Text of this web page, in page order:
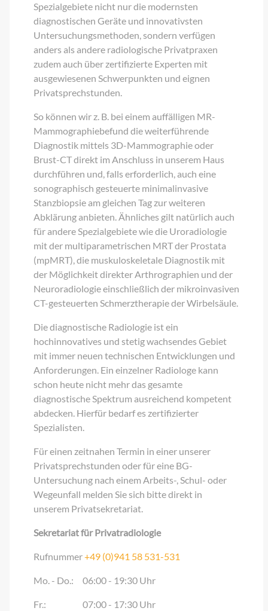
Spezialgebiete nicht nur die modernsten
diagnostischen Geräte und innovativsten
Untersuchungsmethoden, sondern verfügen
anders als andere radiologische Privatpraxen
zudem auch über zertifizierte Experten mit
ausgewiesenen Schwerpunkten und eignen
Privatsprechstunden.
So können wir z. B. bei einem auffälligen MR-
Mammographiebefund die weiterführende
Diagnostik mittels 3D-Mammographie oder
Brust-CT direkt im Anschluss in unserem Haus
durchführen und, falls erforderlich, auch eine
sonographisch gesteuerte minimalinvasive
Stanzbiopsie am gleichen Tag zur weiteren
Abklärung anbieten. Ähnliches gilt natürlich auch
für andere Spezialgebiete wie die Uroradiologie
mit der multiparametrischen MRT der Prostata
(mpMRT), die muskuloskeletale Diagnostik mit
der Möglichkeit direkter Arthrographien und der
Neuroradiologie einschließlich der mikroinvasiven
CT-gesteuerten Schmerztherapie der Wirbelsäule.
Die diagnostische Radiologie ist ein
hochinnovatives und stetig wachsendes Gebiet
mit immer neuen technischen Entwicklungen und
Anforderungen. Ein einzelner Radiologe kann
schon heute nicht mehr das gesamte
diagnostische Spektrum ausreichend kompetent
abdecken. Hierfür bedarf es zertifizierter
Spezialisten.
Für einen zeitnahen Termin in einer unserer
Privatsprechstunden oder für eine BG-
Untersuchung nach einem Arbeits-, Schul- oder
Wegeunfall melden Sie sich bitte direkt in
unserem Privatsekretariat.
Sekretariat für Privatradiologie
Rufnummer+49 (0)941 58 531-531
Mo. - Do.: 06:00 - 19:30 Uhr
Fr.: 07:00 - 17:30 Uhr